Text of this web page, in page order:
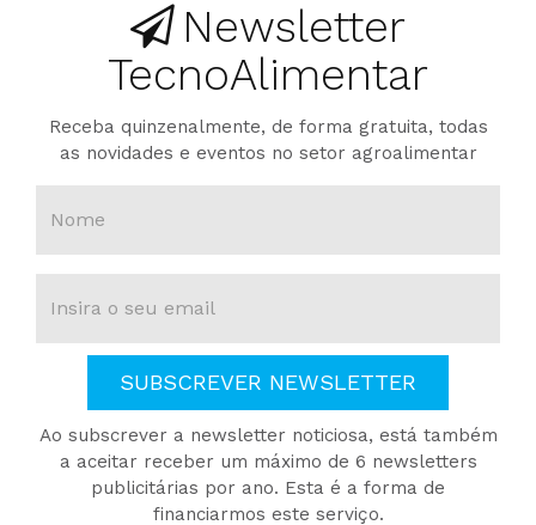
Newsletter
TecnoAlimentar
Receba quinzenalmente, de forma gratuita, todas
as novidades e eventos no setor agroalimentar
SUBSCREVER NEWSLETTER
Ao subscrever a newsletter noticiosa, está também
a aceitar receber um máximo de 6 newsletters
publicitárias por ano. Esta é a forma de
financiarmos este serviço.